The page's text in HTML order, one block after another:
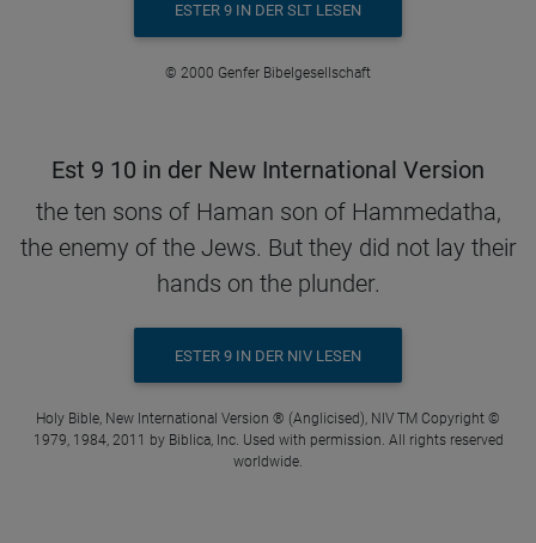
ESTER 9 IN DER SLT LESEN
© 2000 Genfer Bibelgesellschaft
Est 9 10 in der New International Version
the ten sons of Haman son of Hammedatha,
the enemy of the Jews. But they did not lay their
hands on the plunder.
ESTER 9 IN DER NIV LESEN
Holy Bible, New International Version ® (Anglicised), NIV TM Copyright ©
1979, 1984, 2011 by Biblica, Inc. Used with permission. All rights reserved
worldwide.